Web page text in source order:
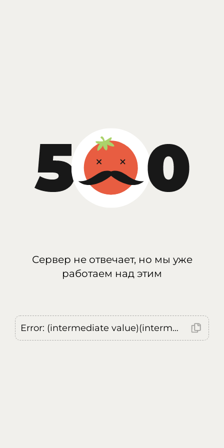
Сервер не отвечает, но мы уже
работаем над этим
Error: (intermediate value)(intermediate value)(intermediate value).replaceAll is not a function